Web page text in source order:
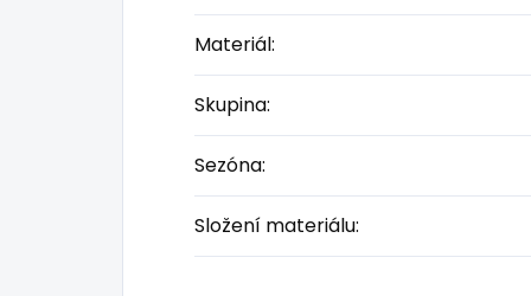
Materiál:
Skupina:
Sezóna:
Složení materiálu: